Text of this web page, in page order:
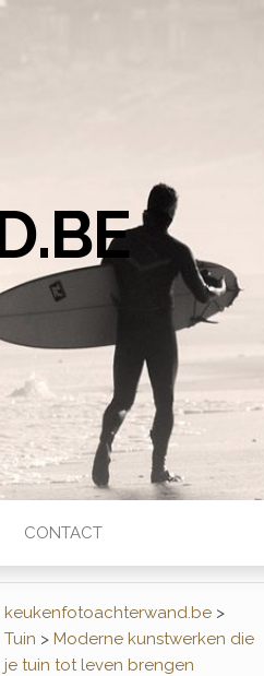
CONTACT
keukenfotoachterwand.be>
Tuin > Moderne kunstwerken die
je tuin tot leven brengen